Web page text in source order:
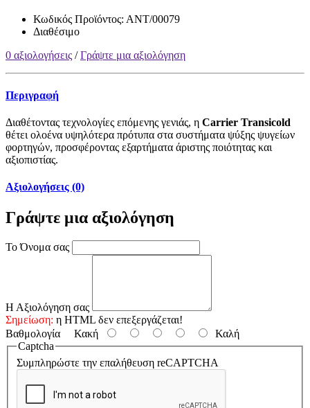
Κωδικός Προϊόντος: ΑΝΤ/00079
Διαθέσιμο
0 αξιολογήσεις /Γράψτε μια αξιολόγηση
Περιγραφή
Διαθέτοντας τεχνολογίες επόμενης γενιάς, η Carrier Transicold
θέτει ολοένα υψηλότερα πρότυπα στα συστήματα ψύξης ψυγείων
φορτηγών, προσφέροντας εξαρτήματα άριστης ποιότητας και
αξιοπιστίας.
Αξιολογήσεις (0)
Γράψτε μια αξιολόγηση
Το Όνομα σας
Η Αξιολόγηση σας
Σημείωση: η HTML δεν επεξεργάζεται!
Βαθμολογία Κακή
Καλή
Captcha
Συμπληρώστε την επαλήθευση reCAPTCHA